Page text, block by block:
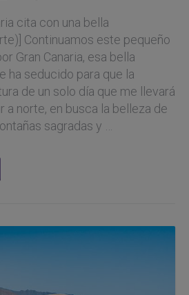
cita con una bella
Continuamos este pequeño
Gran Canaria, esa bella
ha seducido para que la
de un solo día que me llevará
a norte, en busca la belleza de
sagradas y …